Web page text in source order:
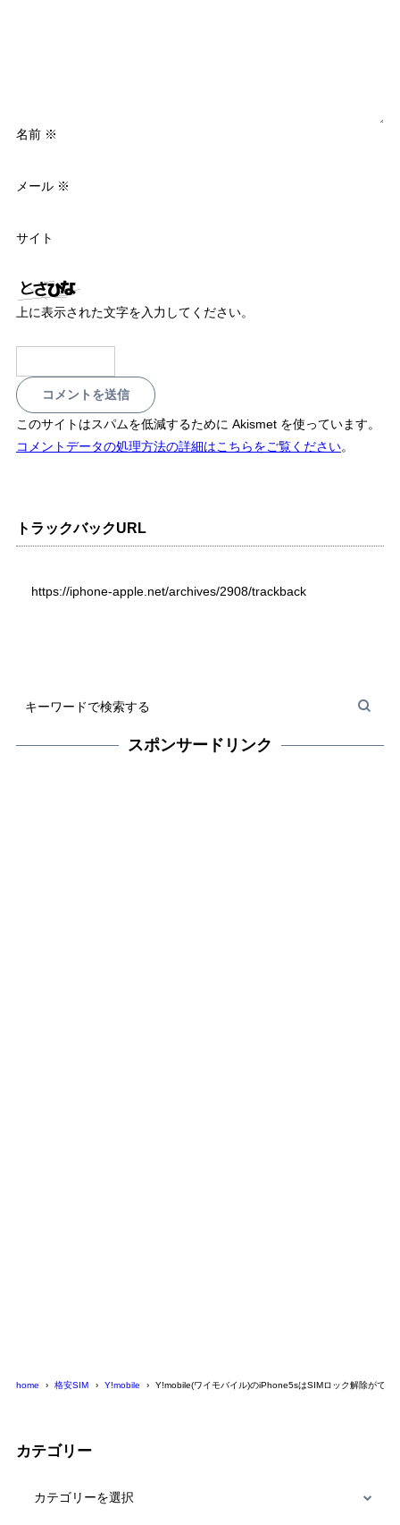
名前 ※
メール ※
サイト
上に表示された文字を入力してください。
このサイトはスパムを低減するために Akismet を使っています。
コメントデータの処理方法の詳細はこちらをご覧ください。
トラックバックURL
https://iphone-apple.net/archives/2908/trackback
スポンサードリンク
home 格安SIM Y!mobile Y!mobile(ワイモバイル)のiPhone5sはSIMロック解除ができ
カテゴリー